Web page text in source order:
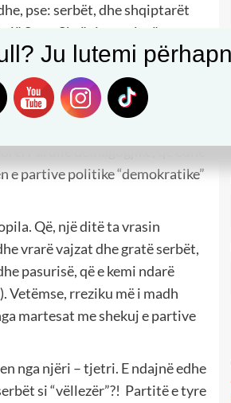
pse: serbët, dhe shqiptarët
Stan. Shtëpi, me plotë
e shqiptarët maleve.
kanë marrë dhe kanë
Që, nga pushtimet
arritën në sistemin komunist
Parullë demagogjike, që edhe
e partive politike “demokratike”
Që, një ditë ta vrasin
vrarë vajzat dhe gratë serbët,
pasurisë, që e kemi ndarë
Vetëmse, rreziku më i madh
martesat me shekuj e partive
nga njëri – tjetri. E ndajnë edhe
si “vëllezër”?! Partitë e tyre
Ju lutemi